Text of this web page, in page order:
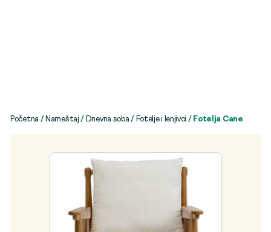
Početna / Nameštaj / Dnevna soba / Fotelje i lenjivci / Fotelja Cane